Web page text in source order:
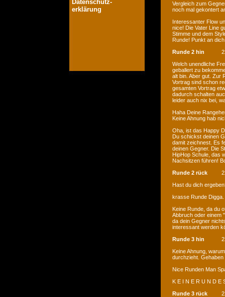
Datenschutz-
erklärung
Vergleich zum
noch mal gekontert
Interessanter Flow
nice! Die Vater Line
Stimme und dem
Runde! Punkt an
Runde 2 hin
Welch unendliche
geballert zu
alt bin. Aber gut. Zur
Vortrag sind schon
gesamten Vortrag
dadurch schalten
leider auch nix bei,
Haha Deine
Keine Ahnung hab
Oha, ist das Happy
Du schickst deinen
damit zeichnest. Es
deinen Gegner. Die
HipHop Schule, das
Nachsitzen führen!
Runde 2 rück
Hast du dich
krasse Runde
Keine Runde, da du
Abbruch oder einem
da dein Gegner
interessant werden
Runde 3 hin
Keine Ahnung,
durchzieht.
Nice Runden Man
K E I N E R U N D E
Runde 3 rück